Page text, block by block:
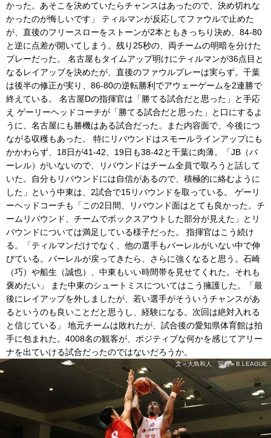
かった。あそこを決めていたらチャンスはあったので、決め切れな
かったのが悔しいです」 ティルマンが反応してファウルで止めた
が、直後のフリースローをストーンが2本ともきっちり決め、84-80
と逆に点差が開いてしまう。残り25秒の、両チームの明暗を分けた
プレーだった。 名古屋もタイムアップ明けにティルマンが36点目と
なるレイアップを決めたが、直後のファウルプレーは実らず。千葉
は後半の修正が実り、86-80の逆転勝利でアウェーゲームを2連勝で
終えている。 名古屋Dの指揮官は「勝てる試合だと思った」と手応
え ゲーリーヘッドコーチが「勝てる試合だと思った」と口にするよ
うに、名古屋にも勝機はある試合だった。また内容面で、今後につ
ながる収穫もあった。 特にリバウンドはスモールラインアップにも
かかわらず、18日が41-42、19日も38-42と千葉に肉薄。「JB（バ
ーレル）がいないので、リバウンドはチーム全員で取ろうと話して
いた。自分もリバウンドには自信があるので、積極的に絡むように
した」という中東は、2試合で15リバウンドを取っている。 ゲーリ
ーヘッドコーチも「この2日間、リバウンド面はとても良かった。チ
ームリバウンド、チームでボックスアウトした部分が見えた」とリ
バウンドについては満足している様子だった。 指揮官はこう続け
る。「ティルマンだけでなく、他の選手もバーレルがいない中で伸
びている。バーレルが戻ってきたら、さらに強くなると思う。石崎
（巧）や船生（誠也）、中東もいい時間帯を見せてくれた。それも
褒めたい」 また中東のシュートミスについてはこう擁護した。「最
後にレイアップを外しましたが、若い選手がそういうチャンスがあ
るというのも良いことだと思うし、経験になる。次回は絶対入れる
と信じている」 地元チームは敗れたが、試合後の愛知県体育館は拍
手に包まれた。4008名の観客が、ポジティブな何かを感じてアリー
ナを出ていける試合だったのではないだろうか。
文＝大島和人 写真＝B.LEAGUE